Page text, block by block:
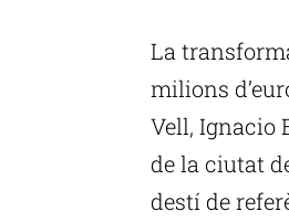
La
milions
Vell, Ignacio
de la ciutat
destí de